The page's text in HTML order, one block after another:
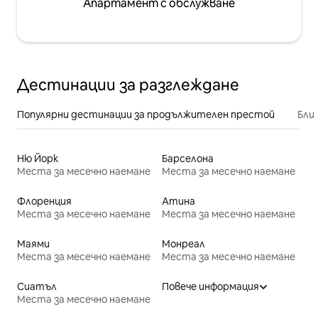
Апартамент с обслужване
Дестинации за разглеждане
Популярни дестинации за продължителен престой
Ню Йорк
Места за месечно наемане
Барселона
Места за месечно наемане
Флоренция
Места за месечно наемане
Атина
Места за месечно наемане
Маями
Места за месечно наемане
Монреал
Места за месечно наемане
Сиатъл
Места за месечно наемане
Повече информация